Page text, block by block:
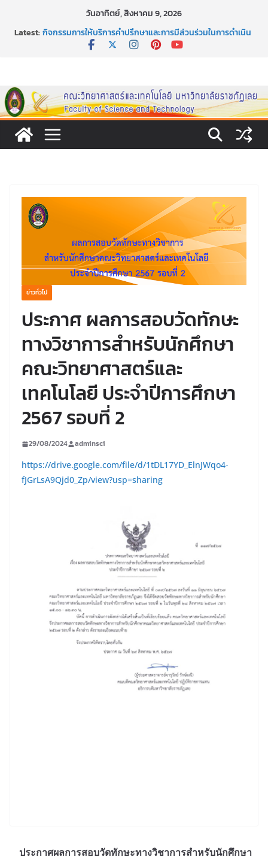
วันอาทิตย์, สิงหาคม 9, 2026
Latest:กิจกรรมการให้บริการคำปรึกษาและการมีส่วนร่วมในการดำเนิน
งานของคณะวิทยาศาสตร์และเทคโนโลยี
วิทยาศาสตร์และเทคโนโลยี ภาคปกติ ประจำปีการศึกษา 2569
ขอเชิญชวนประชาชนทุกคน ร่วมลงนามออนไลน์ “ลด ละ เลิก
เหล้า” ประจำปี พ.ศ. 2569
ประกาศสัปดาห์วิทยาศาสตร์แห่งชาติ ประจำปี 2569
ข่าวทั่วไป
ประกาศ ผลการสอบวัดทักษะ
ทางวิชาการสำหรับนักศึกษา
คณะวิทยาศาสตร์และ
เทคโนโลยี ประจำปีการศึกษา
2567 รอบที่ 2
29/08/2024 adminsci
https://drive.google.com/file/d/1tDL17YD_ElnJWqo4-
fJGrLsA9Qjd0_Zp/view?usp=sharing
ประกาศผลการสอบวัดทักษะทางวิชาการสำหรับนักศึกษา